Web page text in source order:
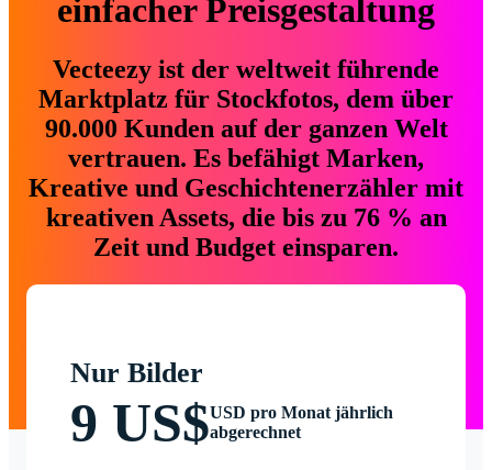
einfacher Preisgestaltung
Vecteezy ist der weltweit führende
Marktplatz für Stockfotos, dem über
90.000 Kunden auf der ganzen Welt
vertrauen. Es befähigt Marken,
Kreative und Geschichtenerzähler mit
kreativen Assets, die bis zu 76 % an
Zeit und Budget einsparen.
Nur Bilder
9 US$USD pro Monat jährlich
abgerechnet